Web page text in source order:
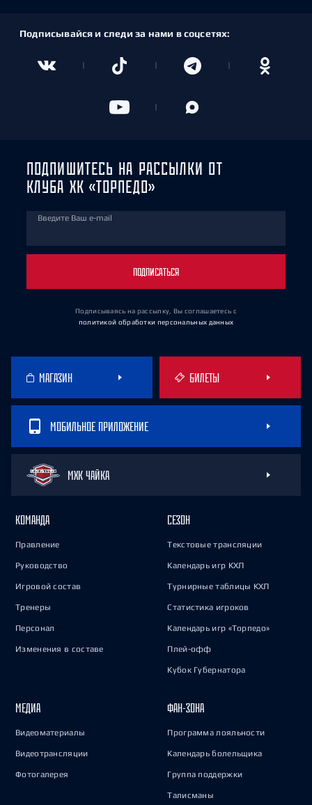
Подписывайся и следи за нами в соцсетях:
ПОДПИШИТЕСЬ НА РАССЫЛКИ ОТ
КЛУБА ХК «ТОРПЕДО»
Введите Ваш e-mail
ПОДПИСАТЬСЯ
Подписываясь на рассылку, Вы соглашаетесь с
политикой обработки персональных данных
МАГАЗИН БИЛЕТЫ
МОБИЛЬНОЕ ПРИЛОЖЕНИЕ
МХК ЧАЙКА
КОМАНДА
Правление
Руководство
Игровой состав
Тренеры
Персонал
Изменения в составе
СЕЗОН
Текстовые трансляции
Календарь игр КХЛ
Турнирные таблицы КХЛ
Статистика игроков
Календарь игр «Торпедо»
Плей-офф
Кубок Губернатора
МЕДИА
Видеоматериалы
Видеотрансляции
Фотогалерея
ФАН-ЗОНА
Программа лояльности
Календарь болельщика
Группа поддержки
Талисманы